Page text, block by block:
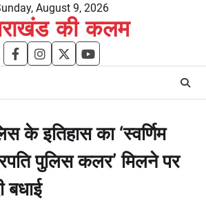
August 9, 2026
की कलम
facebookinstagram
twitteryoutube
के इतिहास का ‘स्वर्णिम
पुलिस कलर’ मिलने पर
बधाई